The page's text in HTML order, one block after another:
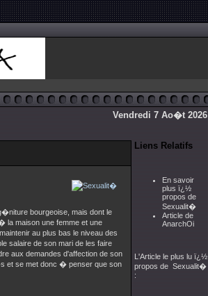
Vendredi 7 Ao�t 2026
bourgeoise, mais dont le
la maison une femme et une
au plus bas le niveau des
salaire de son mari de les faire
aux demandes d'affection de son
et se met donc � penser que son
Liens Relatifs
En savoir
plus ï¿½
propos de
Sexualit�
Article de
AnarchOi
L'Article le plus lu ï¿½
propos de Sexualit�
: